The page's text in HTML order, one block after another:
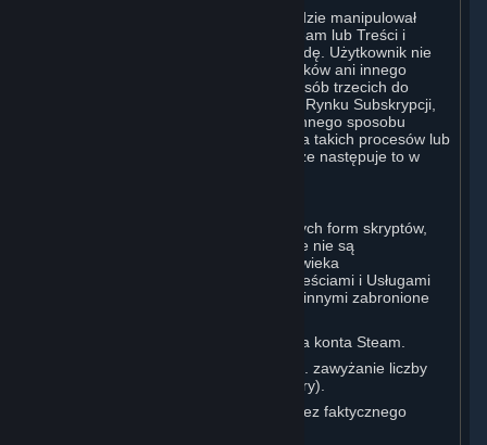
Użytkownik zobowiązuje się, że nie będzie manipulował
procesami uruchamiania i działania Steam lub Treści i
Usług, chyba że Valve wyrazi na to zgodę. Użytkownik nie
może korzystać z Cheatów, modów, haków ani innego
nieautoryzowanego oprogramowania osób trzecich do
modyfikowania jakiegokolwiek procesu Rynku Subskrypcji,
procesu tworzenia konta Steam bądź innego sposobu
interakcji z procesami lub kontrolowania takich procesów lub
interfejsu Treści i Usług Steam, chyba że następuje to w
Użytkownikowi nie wolno używać żadnych form skryptów,
botów, makr ani innych systemów, które nie są
kontrolowane bezpośrednio przez człowieka
(„Automatyzacja”) w celu interakcji z Treściami i Usługami
Steam w żaden sposób, w tym między innymi zabronione
Automatyzowanie procesu tworzenia konta Steam.
Fałszowanie statystyk rozgrywki (np. zawyżanie liczby
zwycięstw lub porażek, PD, czasu gry).
Zdobywanie nagród lub postępów bez faktycznego